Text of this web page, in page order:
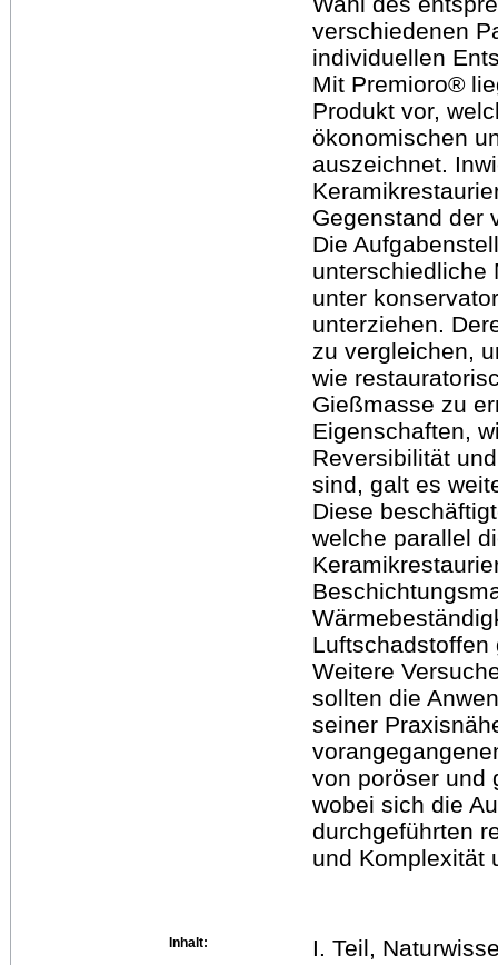
verschiedenen
individuellen
Mit Premioro®
Produkt vor,
ökonomischen
auszeichnet.
Gegenstand der
Die
unterschiedliche
unter
unterziehen.
zu vergleichen,
wie
Gießmasse zu
Eigenschaften,
Reversibilität
sind, galt es
Diese
welche parallel
Luftschadstoffen
Weitere
sollten die
seiner
von poröser und
wobei sich die
durchgeführten
und Komplexität
Inhalt: I. Teil,